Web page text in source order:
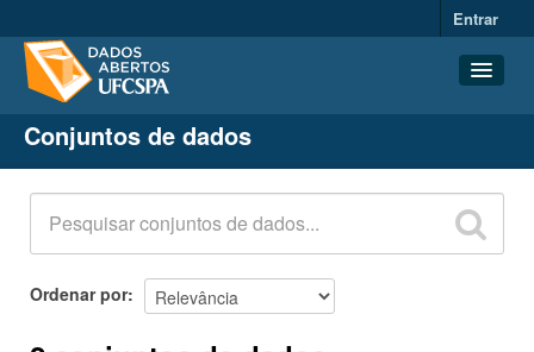
Entrar
Conjuntos de dados
Organizações
Grupos
Sobre
Conjuntos de dados
Ordenar por